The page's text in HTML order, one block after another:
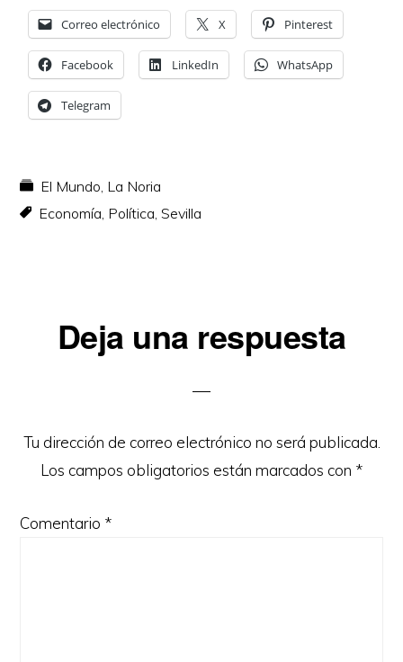
Correo electrónico X Pinterest
Facebook LinkedIn WhatsApp
Telegram
El Mundo, La Noria
Economía, Política,Sevilla
Interacciones
lectores
Deja una respuesta
Tu dirección de correo electrónico no será publicada.
Los campos obligatorios están marcados con *
Comentario *